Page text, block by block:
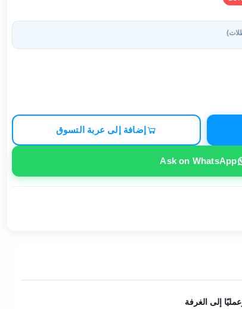
إضافة إلى عربة التسوق
Ask on WhatsApp
إلى الغرفة